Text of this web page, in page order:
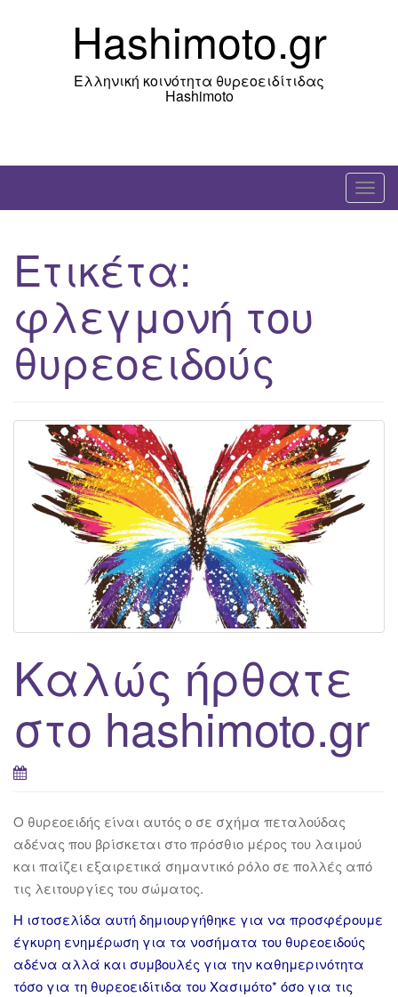
Hashimoto.gr
Ελληνική κοινότητα θυρεοειδίτιδας
Hashimoto
T
o
t
o
Ετικέτα:
φλεγμονή του
θυρεοειδούς
Καλώς ήρθατε
στο hashimoto.gr
Ο θυρεοειδής είναι αυτός ο σε σχήμα πεταλούδας
αδένας που βρίσκεται στο πρόσθιο μέρος του λαιμού
και παίζει εξαιρετικά σημαντικό ρόλο σε πολλές από
τις λειτουργίες του σώματος.
Η ιστοσελίδα αυτή δημιουργήθηκε για να προσφέρουμε
έγκυρη ενημέρωση για τα νοσήματα του θυρεοειδούς
αδένα αλλά και συμβουλές για την καθημερινότητα
τόσο για τη θυρεοειδίτιδα του Χασιμότο* όσο για τις